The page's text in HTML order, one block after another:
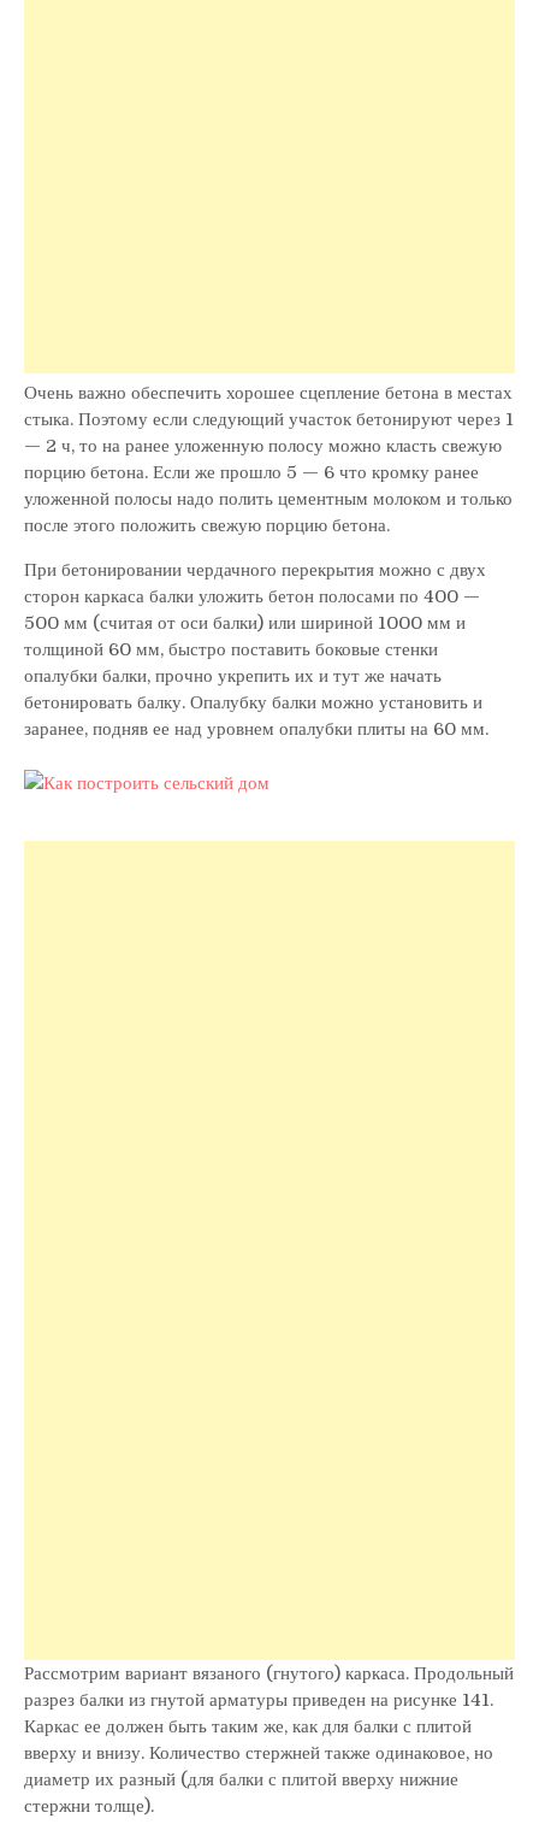
Очень важно обеспечить хорошее сцепление бетона в местах
стыка. Поэтому если следующий участок бетонируют через 1
— 2 ч, то на ранее уложенную полосу можно класть свежую
порцию бетона. Если же прошло 5 — 6 что кромку ранее
уложенной полосы надо полить цементным молоком и только
после этого положить свежую порцию бетона.
При бетонировании чердачного перекрытия можно с двух
сторон каркаса балки уложить бетон полосами по 400 —
500 мм (считая от оси балки) или шириной 1000 мм и
толщиной 60 мм, быстро поставить боковые стенки
опалубки балки, прочно укрепить их и тут же начать
бетонировать балку. Опалубку балки можно установить и
заранее, подняв ее над уровнем опалубки плиты на 60 мм.
Рассмотрим вариант вязаного (гнутого) каркаса. Продольный
разрез балки из гнутой арматуры приведен на рисунке 141.
Каркас ее должен быть таким же, как для балки с плитой
вверху и внизу. Количество стержней также одинаковое, но
диаметр их разный (для балки с плитой вверху нижние
стержни толще).